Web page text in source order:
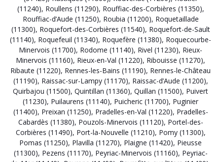
(11240), Roullens (11290), Rouffiac-des-Corbières (11350),
Rouffiac-d’Aude (11250), Roubia (11200), Roquetaillade
(11300), Roquefort-des-Corbières (11540), Roquefort-de-Sault
(11140), Roquefeuil (11340), Roquefère (11380), Roquecourbe-
Minervois (11700), Rodome (11140), Rivel (11230), Rieux-
Minervois (11160), Rieux-en-Val (11220), Ribouisse (11270),
Ribaute (11220), Rennes-les-Bains (11190), Rennes-le-Château
(11190), Raissac-sur-Lampy (11170), Raissac-d’Aude (11200),
Quirbajou (11500), Quintillan (11360), Quillan (11500), Puivert
(11230), Puilaurens (11140), Puicheric (11700), Puginier
(11400), Preixan (11250), Pradelles-en-Val (11220), Pradelles-
Cabardès (11380), Pouzols-Minervois (11120), Portel-des-
Corbières (11490), Port-la-Nouvelle (11210), Pomy (11300),
Pomas (11250), Plavilla (11270), Plaigne (11420), Pieusse
(11300), Pezens (11170), Peyriac-Minervois (11160), Peyriac-